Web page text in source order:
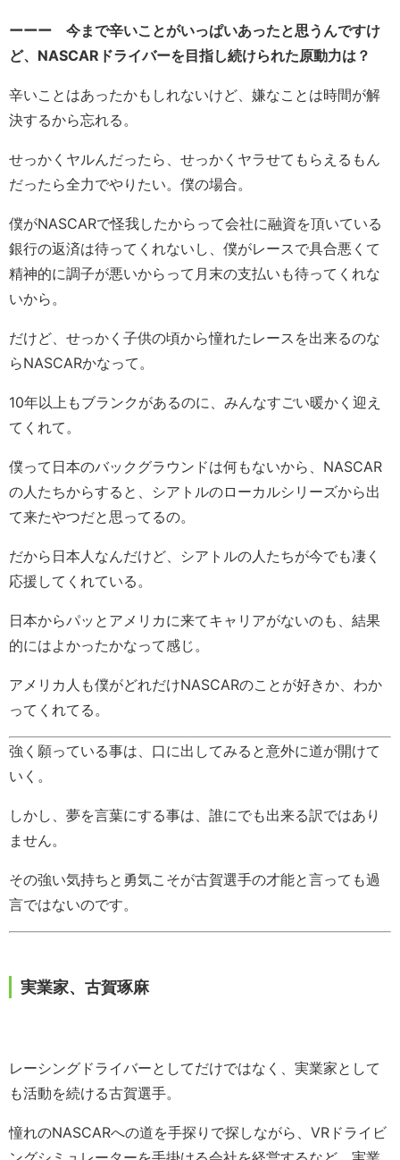
ーーー 今まで辛いことがいっぱいあったと思うんですけ
ど、NASCARドライバーを目指し続けられた原動力は？
辛いことはあったかもしれないけど、嫌なことは時間が解
決するから忘れる。
せっかくヤルんだったら、せっかくヤラせてもらえるもん
だったら全力でやりたい。僕の場合。
僕がNASCARで怪我したからって会社に融資を頂いている
銀行の返済は待ってくれないし、僕がレースで具合悪くて
精神的に調子が悪いからって月末の支払いも待ってくれな
いから。
だけど、せっかく子供の頃から憧れたレースを出来るのな
らNASCARかなって。
10年以上もブランクがあるのに、みんなすごい暖かく迎え
てくれて。
僕って日本のバックグラウンドは何もないから、NASCAR
の人たちからすると、シアトルのローカルシリーズから出
て来たやつだと思ってるの。
だから日本人なんだけど、シアトルの人たちが今でも凄く
応援してくれている。
日本からパッとアメリカに来てキャリアがないのも、結果
的にはよかったかなって感じ。
アメリカ人も僕がどれだけNASCARのことが好きか、わか
ってくれてる。
強く願っている事は、口に出してみると意外に道が開けて
いく。
しかし、夢を言葉にする事は、誰にでも出来る訳ではあり
ません。
その強い気持ちと勇気こそが古賀選手の才能と言っても過
言ではないのです。
実業家、古賀琢麻
レーシングドライバーとしてだけではなく、実業家として
も活動を続ける古賀選手。
憧れのNASCARへの道を手探りで探しながら、VRドライビ